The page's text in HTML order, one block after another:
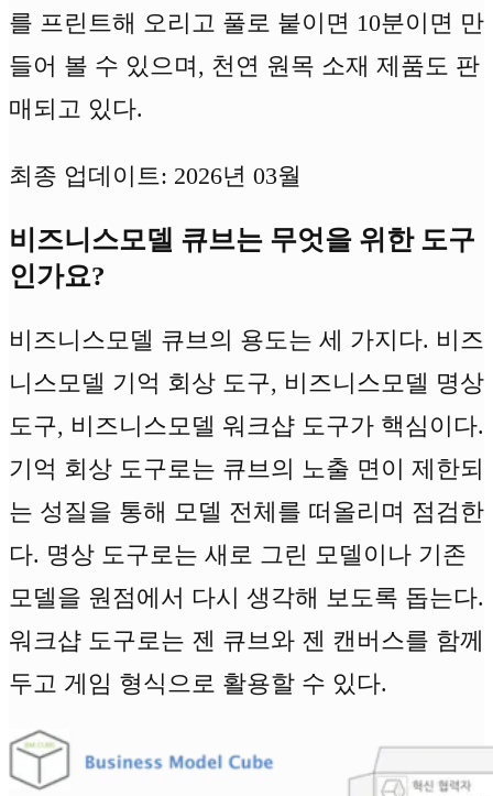
를 프린트해 오리고 풀로 붙이면 10분이면 만
들어 볼 수 있으며, 천연 원목 소재 제품도 판
매되고 있다.
최종 업데이트: 2026년 03월
비즈니스모델 큐브는 무엇을 위한 도구
인가요?
비즈니스모델 큐브의 용도는 세 가지다. 비즈
니스모델 기억 회상 도구, 비즈니스모델 명상
도구, 비즈니스모델 워크샵 도구가 핵심이다.
기억 회상 도구로는 큐브의 노출 면이 제한되
는 성질을 통해 모델 전체를 떠올리며 점검한
다. 명상 도구로는 새로 그린 모델이나 기존
모델을 원점에서 다시 생각해 보도록 돕는다.
워크샵 도구로는 젠 큐브와 젠 캔버스를 함께
두고 게임 형식으로 활용할 수 있다.